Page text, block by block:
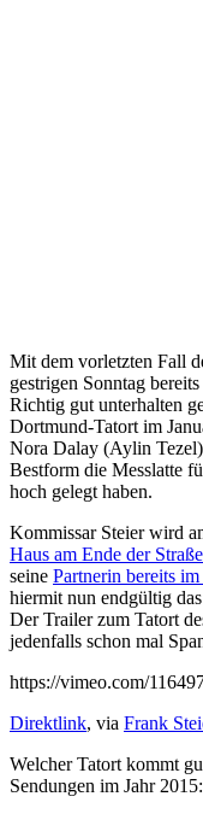
Mit dem vorletzten Fall
gestrigen Sonntag
Richtig gut unterhalten
Dortmund-Tatort im
Nora Dalay (Aylin
Bestform die Messlatte
hoch gelegt haben.
Kommissar Steier wird
Haus am Ende der
seine Partnerin bereits im
hiermit nun endgültig
Der Trailer zum Tatort
jedenfalls schon mal
https://vimeo.com/
Direktlink, via Frank
Welcher Tatort kommt
Sendungen im Jahr 2015: